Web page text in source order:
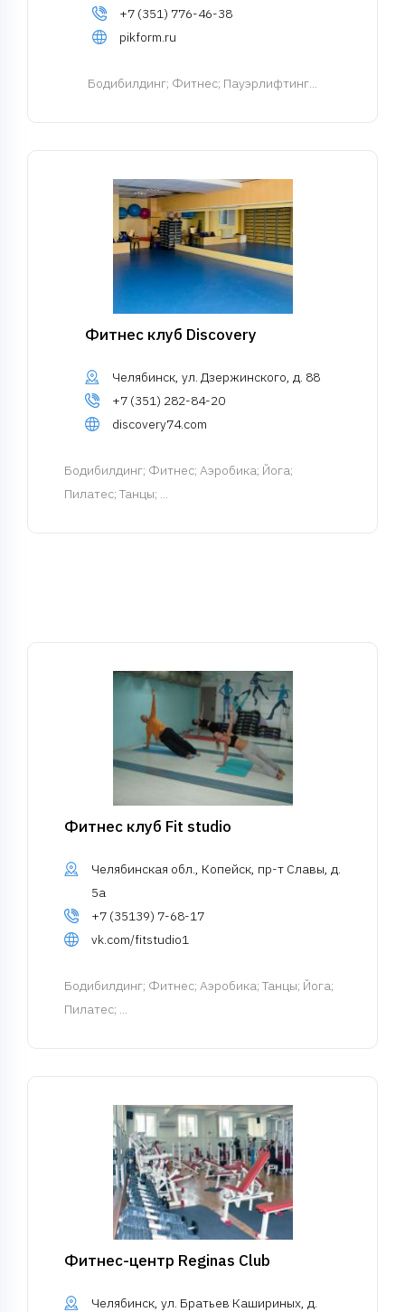
+7 (351) 776-46-38
pikform.ru
Бодибилдинг; Фитнес; Пауэрлифтинг...
Фитнес клуб Discovery
Челябинск, ул. Дзержинского, д. 88
+7 (351) 282-84-20
discovery74.com
Бодибилдинг; Фитнес; Аэробика; Йога;
Пилатес; Танцы; ...
Фитнес клуб Fit studio
Челябинская обл., Копейск, пр-т Славы, д.
5а
+7 (35139) 7-68-17
vk.com/fitstudio1
Бодибилдинг; Фитнес; Аэробика; Танцы; Йога;
Пилатес; ...
Фитнес-центр Reginas Club
Челябинск, ул. Братьев Кашириных, д.